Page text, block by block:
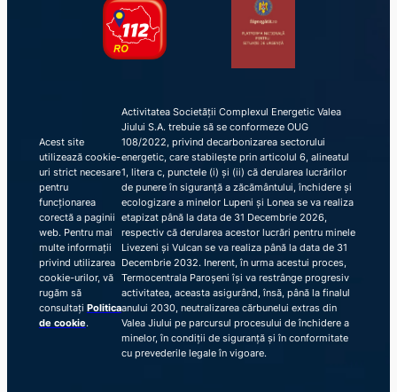
Acest site
utilizează cookie-
uri strict necesare
pentru
funcționarea
corectă a paginii
web. Pentru mai
multe informații
privind utilizarea
cookie-urilor, vă
rugăm să
consultați Politica
de cookie.
Activitatea Societății Complexul Energetic Valea
Jiului S.A. trebuie să se conformeze OUG
108/2022, privind decarbonizarea sectorului
energetic, care stabilește prin articolul 6, alineatul
1, litera c, punctele (i) și (ii) că derularea lucrărilor
de punere în siguranță a zăcământului, închidere și
ecologizare a minelor Lupeni și Lonea se va realiza
etapizat până la data de 31 Decembrie 2026,
respectiv că derularea acestor lucrări pentru minele
Livezeni și Vulcan se va realiza până la data de 31
Decembrie 2032. Inerent, în urma acestui proces,
Termocentrala Paroșeni își va restrânge progresiv
activitatea, aceasta asigurând, însă, până la finalul
anului 2030, neutralizarea cărbunelui extras din
Valea Jiului pe parcursul procesului de închidere a
minelor, în condiții de siguranță și în conformitate
cu prevederile legale în vigoare.